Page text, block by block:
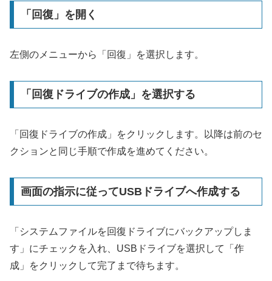
「回復」を開く
左側のメニューから「回復」を選択します。
「回復ドライブの作成」を選択する
「回復ドライブの作成」をクリックします。以降は前のセ
クションと同じ手順で作成を進めてください。
画面の指示に従ってUSBドライブへ作成する
「システムファイルを回復ドライブにバックアップしま
す」にチェックを入れ、USBドライブを選択して「作
成」をクリックして完了まで待ちます。